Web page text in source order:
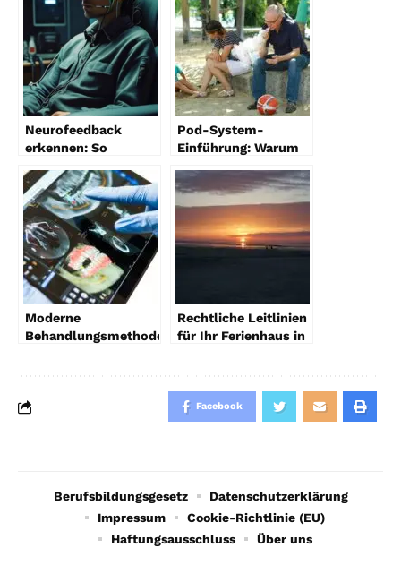
Neurofeedback
erkennen: So
Gehirntraining
Pod-System-
Einführung: Warum
ideal für Einsteiger
sind
Moderne
Behandlungsmethoden
Kieferorthopädie
Rechtliche Leitlinien
für Ihr Ferienhaus in
sind Sie auf der
sicheren Seite
Facebook
Berufsbildungsgesetz
Datenschutzerklärung
Impressum
Cookie-Richtlinie (EU)
Haftungsausschluss
Über uns